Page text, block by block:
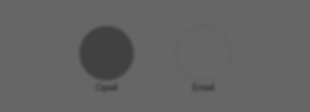
Сірий Білий